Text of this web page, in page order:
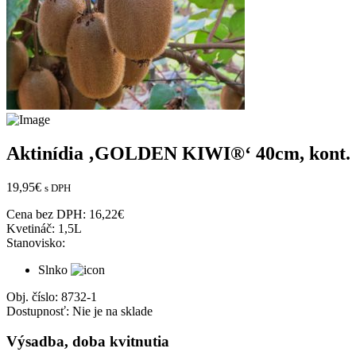
Aktinídia ‚GOLDEN KIWI®‘ 40cm, kont.
19,95€ s DPH
Cena bez DPH: 16,22€
Kvetináč: 1,5L
Stanovisko:
Slnko
Obj. číslo: 8732-1
Dostupnosť: Nie je na sklade
Výsadba, doba kvitnutia